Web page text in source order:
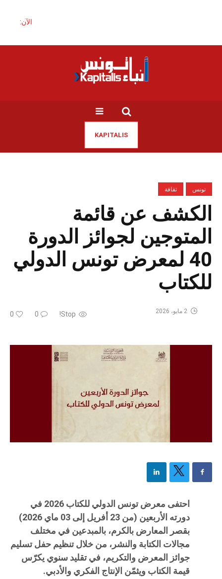
الآن:
KAPITALIS
تونس ثقافة
الكشف عن قائمة
المتوجين لجوائز الدورة
40 لمعرض تونس الدولي
للكتاب
Stop!
0
0 2 مايو، 2026
احتفى معرض تونس الدولي للكتاب 2026 في
دورته الأربعين (من 23 أفريل إلى 03 ماي 2026)
بقصر المعارض بالكرم، بالمبدعين في مختلف
مجالات الكتابة والنشر، من خلال تنظيم حفل تسليم
جوائز المعرض والتكريم، في تقليد سنوي يكرّس
قيمة الكتاب ويثمّن الإنتاج الفكري والأدبي.